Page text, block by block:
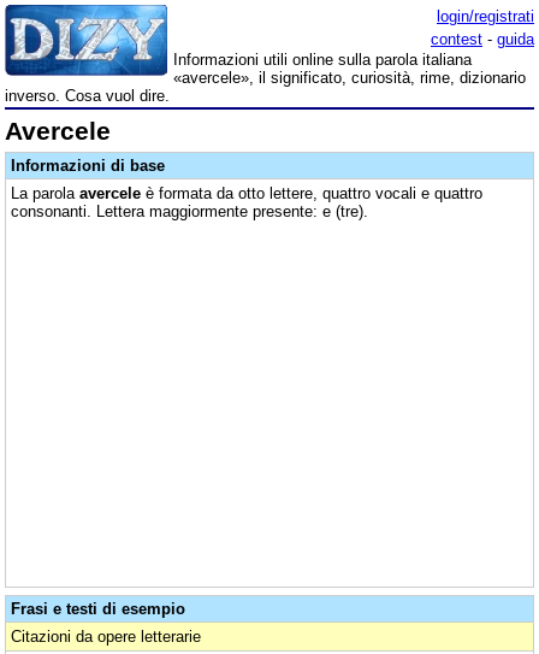
login/registrati
contest - guida
Informazioni utili online sulla parola italiana
«avercele», il significato, curiosità, rime, dizionario
inverso. Cosa vuol dire.
Avercele
Informazioni di base
La parola avercele è formata da otto lettere, quattro vocali e quattro
consonanti. Lettera maggiormente presente: e (tre).
Frasi e testi di esempio
Citazioni da opere letterarie